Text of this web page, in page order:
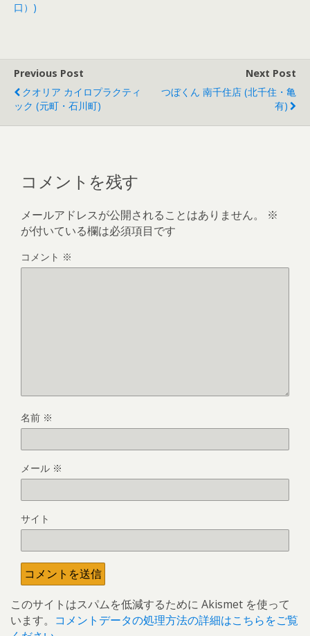
口）)
Previous Post
クオリア カイロプラクティ
ック (元町・石川町)
Next Post
つぼくん 南千住店 (北千住・亀
有)
コメントを残す
メールアドレスが公開されることはありません。
※
が付いている欄は必須項目です
コメント ※
名前 ※
メール ※
サイト
このサイトはスパムを低減するために Akismet を使って
います。 コメントデータの処理方法の詳細はこちらをご覧